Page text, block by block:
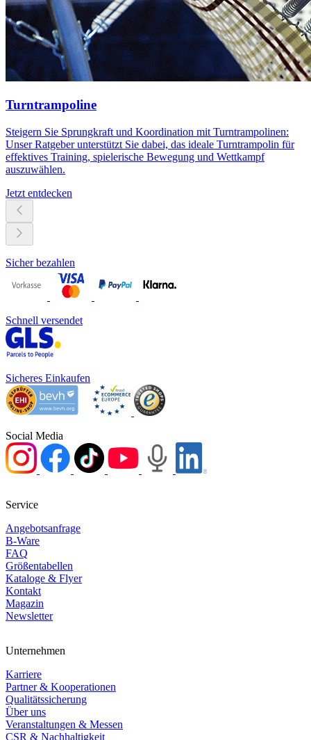
Turntrampoline
Steigern Sie Sprungkraft und Koordination mit Turntrampolinen:
Unser Ratgeber unterstützt Sie dabei, das ideale Turntrampolin für
effektives Training, spielerische Bewegung und Wettkampf
auszuwählen.
Jetzt entdecken
Sicher bezahlen
Schnell versendet
Sicheres Einkaufen
Social Media
Service
Angebotsanfrage
B-Ware
FAQ
Größentabellen
Kataloge & Flyer
Kontakt
Magazin
Newsletter
Unternehmen
Karriere
Partner & Kooperationen
Qualitätssicherung
Über uns
Veranstaltungen & Messen
CSR & Nachhaltigkeit